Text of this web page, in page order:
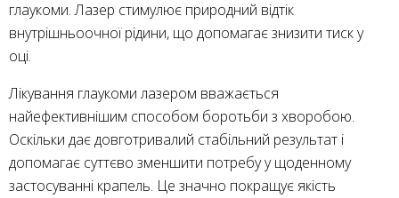
глаукоми. Лазер стимулює природний відтік
внутрішньоочної рідини, що допомагає знизити тиск у
оці.
Лікування глаукоми лазером вважається
найефективнішим способом боротьби з хворобою.
Оскільки дає довготривалий стабільний результат і
допомагає суттєво зменшити потребу у щоденному
застосуванні крапель. Це значно покращує якість